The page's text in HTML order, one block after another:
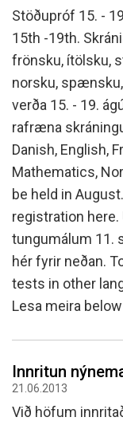
Stöðupróf 15. -
15th -19th.
frönsku, ítölsku,
norsku,
verða 15. - 19.
rafræna
Danish, English,
Mathematics,
be held in
registration
tungumálum 11.
hér fyrir neðan.
tests in other
Lesa meira below
Innritun
21.06.2013
Við höfum